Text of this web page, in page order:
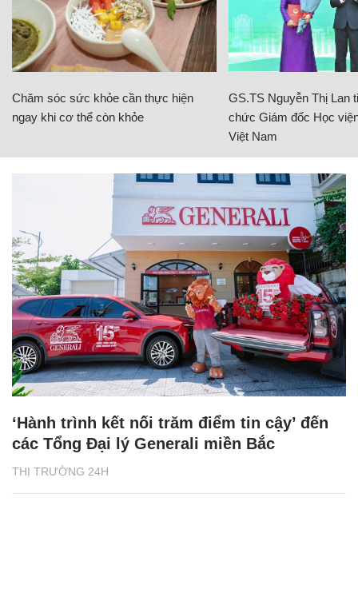
Chăm sóc sức khỏe cần thực hiện
ngay khi cơ thể còn khỏe
GS.TS Nguyễn Thị Lan
chức Giám đốc Học
Việt Nam
THỊ TRƯỜNG 24H
‘Hành trình kết nối trăm điểm tin cậy’ đến
các Tổng Đại lý Generali miền Bắc